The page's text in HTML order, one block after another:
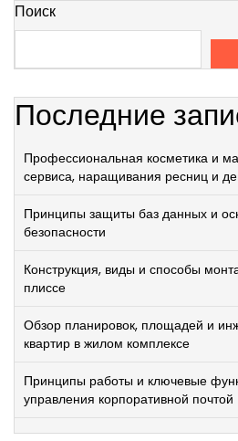
Поиск
Последние
Профессиональная косметика и
сервиса, наращивания ресниц и
Принципы защиты баз данных и
безопасности
Конструкция, виды и способы
плиссе
Обзор планировок, площадей и
квартир в жилом комплексе
Принципы работы и ключевые
управления корпоративной почтой